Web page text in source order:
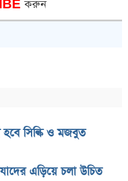
করুন
সিল্কি ও মজবুত
এড়িয়ে চলা উচিত